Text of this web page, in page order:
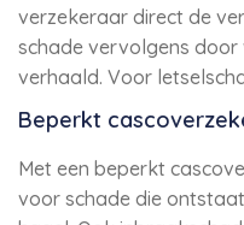
verzekeraar direct de
schade vervolgens
verhaald. Voor
Beperkt
Met een beperkt
voor schade die